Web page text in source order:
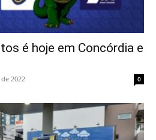
é hoje em Concórdia e
2022 0